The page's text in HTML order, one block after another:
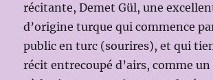
récitante, Demet Gül, une
d’origine turque qui commence
public en turc (sourires), et qui
récit entrecoupé d’airs, comme